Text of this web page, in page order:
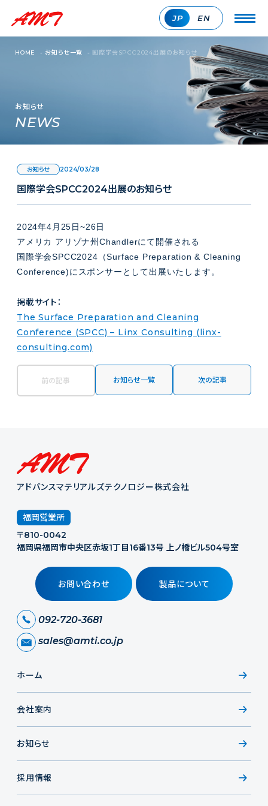
JP EN
HOME - お知らせ一覧 - 国際学会SPCC2024出展のお知らせ
お知らせ
NEWS
お知らせ 2024/03/28
国際学会SPCC2024出展のお知らせ
2024年4月25日~26日
アメリカ アリゾナ州Chandlerにて開催される
国際学会SPCC2024（Surface Preparation & Cleaning
Conference)にスポンサーとして出展いたします。
掲載サイト：
The Surface Preparation and Cleaning
Conference (SPCC) – Linx Consulting (linx-
consulting.com)
前の記事 お知らせ一覧 次の記事
アドバンスマテリアルズテクノロジー株式会社
福岡営業所
〒810-0042
福岡県福岡市中央区赤坂1丁目16番13号 上ノ橋ビル504号室
お問い合わせ 製品について
092-720-3681
sales@amti.co.jp
ホーム
会社案内
お知らせ
採用情報